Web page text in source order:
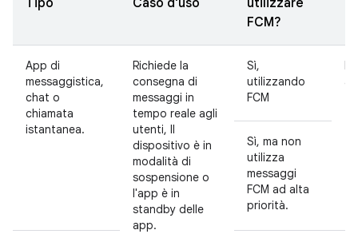
Tipo Caso d'uso
utilizzare
FCM?
App di
messaggistica,
chat o
chiamata
istantanea.
Richiede la
consegna di
messaggi in
tempo reale agli
utenti, Il
dispositivo è in
modalità di
sospensione o
l'app è in
standby delle
app.
Sì,
utilizzando
FCM
Sì, ma non
utilizza
messaggi
FCM ad alta
priorità.